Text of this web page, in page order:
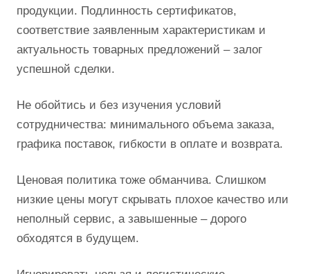
продукции. Подлинность сертификатов,
соответствие заявленным характеристикам и
актуальность товарных предложений – залог
успешной сделки.
Не обойтись и без изучения условий
сотрудничества: минимального объема заказа,
графика поставок, гибкости в оплате и возврата.
Ценовая политика тоже обманчива. Слишком
низкие цены могут скрывать плохое качество или
неполный сервис, а завышенные – дорого
обходятся в будущем.